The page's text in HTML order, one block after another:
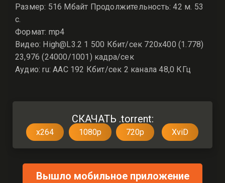
Размер: 516 Мбайт Продолжительность: 42 м. 53
с.
Формат: mp4
Видео: High@L3.2 1 500 Кбит/сек 720x400 (1.778)
23,976 (24000/1001) кадра/сек
Аудио: ru: AAC 192 Кбит/сек 2 канала 48,0 КГц
СКАЧАТЬ .torrent:
x264 1080p 720p XviD
Вышло мобильное приложение